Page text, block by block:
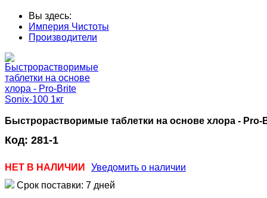
Вы здесь:
Империя Чистоты
Производители
Быстрорастворимые таблетки на основе хлора - Pro-
Код: 281-1
НЕТ В НАЛИЧИИ
Уведомить о наличии
Срок поставки: 7 дней